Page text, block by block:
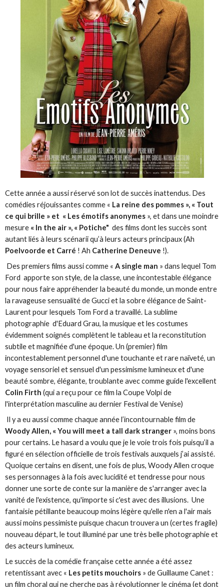
Cette année a aussi réservé son lot de succès inattendus. Des
comédies réjouissantes comme « La reine des pommes », « Tout
ce qui brille » et « Les émotifs anonymes », et dans une moindre
mesure « In the air », « Potiche"des films dont les succès sont
autant liés à leurs scénarii qu’à leurs acteurs principaux (Ah
Poelvoorde et Carré ! Ah Catherine Deneuve !).
Des premiers films aussi comme « A single man » dans lequel Tom
Ford apporte son style, de la classe, une incontestable élégance
pour nous faire appréhender la beauté du monde, un monde entre
la ravageuse sensualité de Gucci et la sobre élégance de Saint-
Laurent pour lesquels Tom Ford a travaillé. La sublime
photographie d'Eduard Grau, la musique et les costumes
évidemment soignés complètent le tableau et la reconstitution
subtile et magnifiée d'une époque. Un (premier) film
incontestablement personnel d'une touchante et rare naïveté, un
voyage sensoriel et sensuel d'un pessimisme lumineux et d'une
beauté sombre, élégante, troublante avec comme guide l'excellent
Colin Firth(qui a reçu pour ce film la Coupe Volpi de
l'interprétation masculine au dernier Festival de Venise)
Il y a eu aussi comme chaque année l’incontournable film de
Woody Allen, « You will meet a tall dark stranger », moins bons
pour certains. Le hasard a voulu que je le voie trois fois puisqu’il a
figuré en sélection officielle de trois festivals auxquels j’ai assisté.
Quoique certains en disent, une fois de plus, Woody Allen croque
ses personnages à la fois avec lucidité et tendresse pour nous
donner une sorte de conte sur la manière de s'arranger avec la
vanité de l'existence, qu'importe si c'est avec des illusions. Une
fantaisie pétillante beaucoup moins légère qu'elle n'en a l'air mais
aussi moins pessimiste puisque chacun trouvera un (certes fragile)
nouveau départ, le tout illuminé par une très belle photographie et
des acteurs lumineux.
Le succès de la comédie française cette année a été assez
retentissant avec « Les petits mouchoirs » de Guillaume Canet :
un film choral qui ne cherche pas à révolutionner le cinéma (et dont